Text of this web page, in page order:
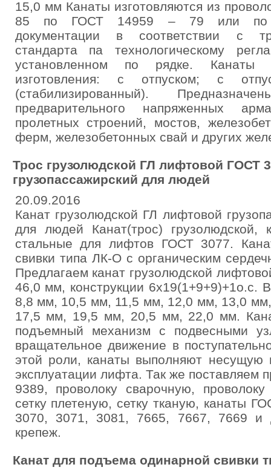
15,0 мм Канаты изготовляются из
85 по ГОСТ 14959 – 79 или по
документации в соответствии с
стандарта па технологическому
установленном по рядке. Канаты
изготовления: с отпуском; с
(стабилизированный).
предварительного напряженных
пролетных строений, мостов,
ферм, железобетонных свай и других
Трос грузолюдской ГЛ лифтовой ГОСТ
грузопассажирский для людей
20.09.2016
Канат грузолюдской ГЛ лифтовой
для людей Канат(трос) грузолюдской,
стальные для лифтов ГОСТ 3077.
свивки типа ЛК-О с органическим
Предлагаем канат грузолюдской
46,0 мм, конструкции 6х19(1+9+9)+1о.с.
8,8 мм, 10,5 мм, 11,5 мм, 12,0 мм, 13,0
17,5 мм, 19,5 мм, 20,5 мм, 22,0 мм.
подъемный механизм с подвесными
вращательное движение в
этой роли, канаты выполняют несущую
эксплуатации лифта. Так же поставляем
9389, проволоку сварочную,
сетку плетеную, сетку тканую, канаты
3070, 3071, 3081, 7665, 7667, 7669 и
крепеж.
Канат для подъема одинарной свивки